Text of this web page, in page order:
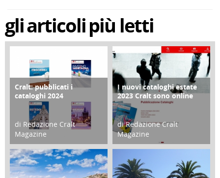
gliarticolipiù letti
COPERTINA
Cralt: pubblicati i
cataloghi 2024
di Redazione Cralt
Magazine
21 Novembre 2023
CONTRO COPERTINA
I nuovi cataloghi estate
2023 Cralt sono online
di Redazione Cralt
Magazine
07 Marzo 2023